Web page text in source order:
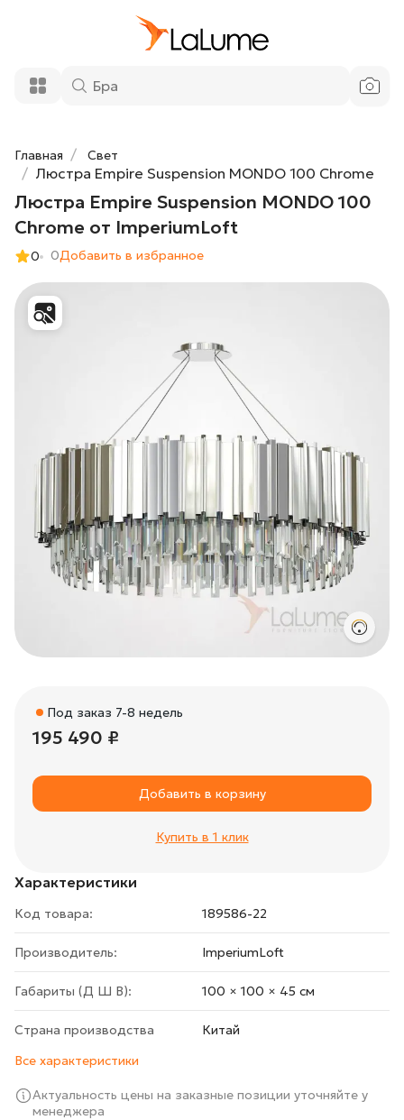
Главная Свет
Люстра Empire Suspension MONDO 100 Chrome
Люстра Empire Suspension MONDO 100
Chrome от ImperiumLoft
0 0Добавить в избранное
Характеристики
Код товара: 189586-22
Производитель: ImperiumLoft
Габариты (Д Ш В): 100 × 100 × 45 cм
Страна производства
Китай
Все характеристики
Актуальность цены на заказные позиции уточняйте у
менеджера
Под заказ 7-8 недель
195 490 ₽
Добавить в корзину
Купить в 1 клик
100 Chrome от ImperiumLoft